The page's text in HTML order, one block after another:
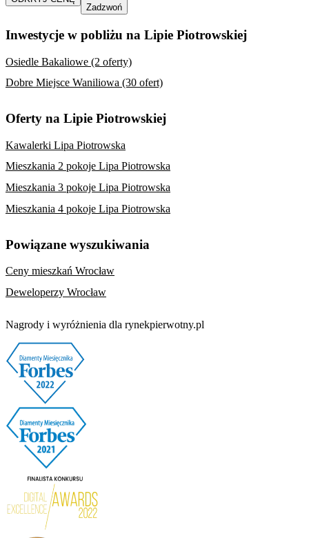
Zadzwoń
Inwestycje w pobliżu na Lipie Piotrowskiej
Osiedle Bakaliowe (2 oferty)
Dobre Miejsce Waniliowa (30 ofert)
Oferty na Lipie Piotrowskiej
Kawalerki Lipa Piotrowska
Mieszkania 2 pokoje Lipa Piotrowska
Mieszkania 3 pokoje Lipa Piotrowska
Mieszkania 4 pokoje Lipa Piotrowska
Powiązane wyszukiwania
Ceny mieszkań Wrocław
Deweloperzy Wrocław
Nagrody i wyróżnienia dla rynekpierwotny.pl